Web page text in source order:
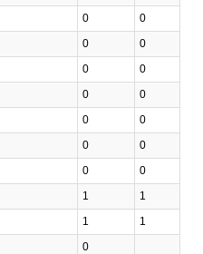
0 0
0 0
0 0
0 0
0 0
0 0
0 0
1 1
1 1
0